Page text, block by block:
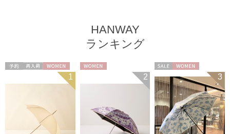
HANWAY
ランキング
WOMEN 1 2 3